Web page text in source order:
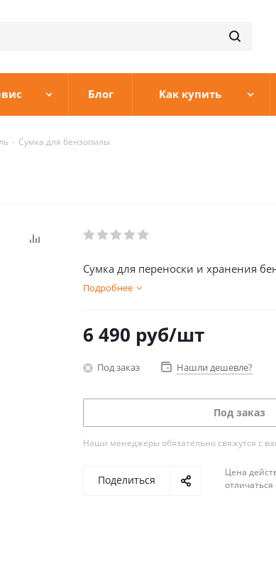
Блог Как купить
- Сумка для бензопилы
Сумка для переноски и хранения
Подробнее
6 490 руб/шт
Под заказ Нашли дешевле?
Под заказ
Наши менеджеры обязательно свяжутся с
Поделиться
Цена